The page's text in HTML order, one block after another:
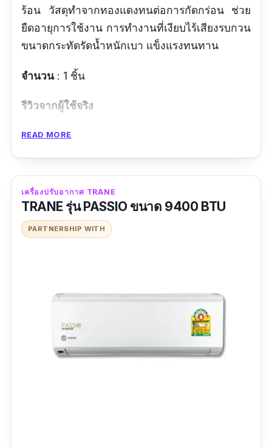
ร้อน วัสดุทำจากทองแดงทนต่อการกัดกร่อน ช่วย
ยืดอายุการใช้งาน การทำงานที่เงียบไร้เสียงรบกวน
ขนาดกระทัดรัดน้ำหนักเบา แข็งแรงทนทาน
จำนวน: 1 ชิ้น
รีวิวจากผู้ใช้จริง
ใช้งานดี การทำความเย็นดีค่ะ
Carbon electrostatic Filter แผ่นฟอกอากาศ
ชนิดพิเศษเพิ่มประสิทธิภาพในการกรองฝุ่นและ
แบคทีเรียช่วยขจัดกลิ่นอับ
แบรนด์ยังไม่เป็นที่รู้จัก
READ MORE
เครื่องปรับอากาศ TRANE
TRANE รุ่น PASSIO ขนาด 9400 BTU
PARTNERSHIP WITH